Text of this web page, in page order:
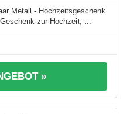
Metall - Hochzeitsgeschenk
zur Hochzeit, ...
»